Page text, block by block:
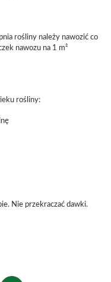
rośliny należy nawozić co
nawozu na 1 m²
rośliny:
Nie przekraczać dawki.